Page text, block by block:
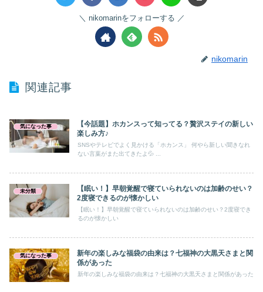
nikomarinをフォローする
nikomarin
関連記事
気になった事
【今話題】ホカンスって知ってる？贅沢ステイの新しい
楽しみ方♪
SNSやテレビでよく見かける「ホカンス」 何やら新しい聞きなれ
ない言葉がまた出てきたよ💦 ...
未分類
【眠い！】早朝覚醒で寝ていられないのは加齢のせい？
2度寝できるのが懐かしい
【眠い！】早朝覚醒で寝ていられないのは加齢のせい？2度寝でき
るのが懐かしい
気になった事
新年の楽しみな福袋の由来は？七福神の大黒天さまと関
係があった
新年の楽しみな福袋の由来は？七福神の大黒天さまと関係があった